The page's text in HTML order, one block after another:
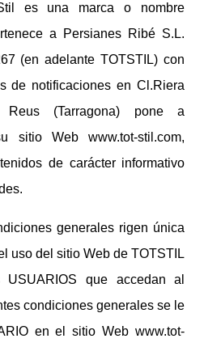
Stil es una marca o nombre
a Persianes Ribé S.L.
(en adelante TOTSTIL) con
de notificaciones en Cl.Riera
(Tarragona) pone a
sitio Web www.tot-stil.com,
de carácter informativo
generales rigen única
uso del sitio Web de TOTSTIL
que accedan al
condiciones generales se le
en el sitio Web www.tot-